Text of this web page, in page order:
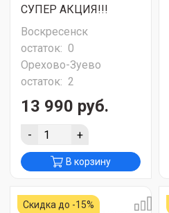
СУПЕР АКЦИЯ!!!
Воскресенск
остаток: 0
Орехово-Зуево
остаток: 2
13 990 руб.
- +
В корзину
Скидка до -15%